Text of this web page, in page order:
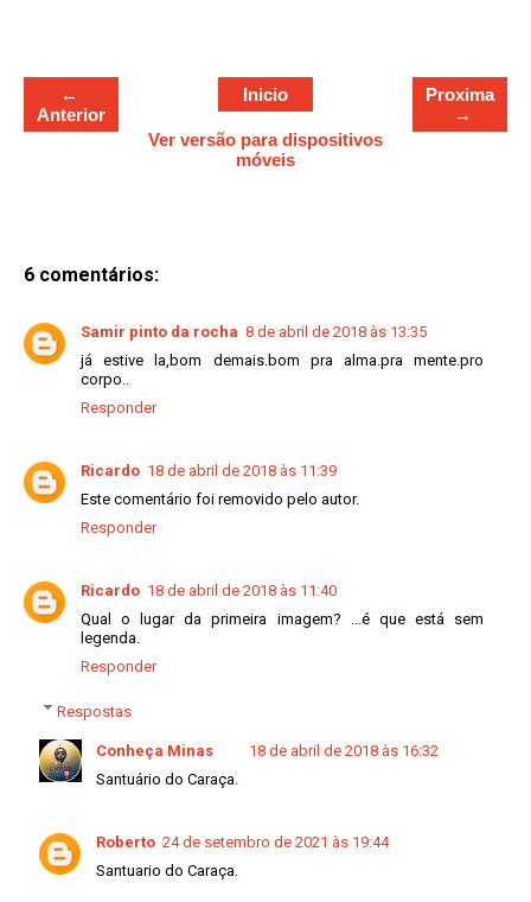
←
Anterior
Proxima
→
Inicio
Ver versão para dispositivos
móveis
6 comentários:
Samir pinto da rocha 8 de abril de 2018 às 13:35
já estive la,bom demais.bom pra alma.pra mente.pro
corpo..
Responder
Ricardo 18 de abril de 2018 às 11:39
Este comentário foi removido pelo autor.
Responder
Ricardo 18 de abril de 2018 às 11:40
Qual o lugar da primeira imagem? ...é que está sem
legenda.
Responder
Respostas
Conheça Minas
18 de abril de 2018 às 16:32
Santuário do Caraça.
Roberto 24 de setembro de 2021 às 19:44
Santuario do Caraça.